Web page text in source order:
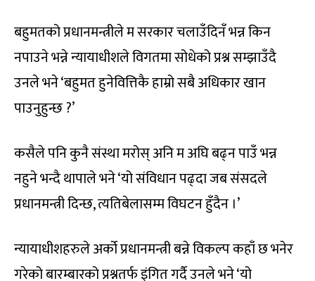
बहुमतको प्रधानमन्त्रीले म सरकार चलाउँदिनँ भन्न किन
नपाउने भन्ने न्यायाधीशले विगतमा सोधेको प्रश्न सम्झाउँदै
उनले भने ‘बहुमत हुनेवित्तिकै हाम्रो सबै अधिकार खान
पाउनुहुन्छ ?’
कसैले पनि कुनै संस्था मरोस् अनि म अघि बढ्न पाउँ भन्न
नहुने भन्दै थापाले भने ‘यो संविधान पढ्दा जब संसदले
प्रधानमन्त्री दिन्छ, त्यतिबेलासम्म विघटन हुँदैन ।’
न्यायाधीशहरुले अर्को प्रधानमन्त्री बन्ने विकल्प कहाँ छ भनेर
गरेको बारम्बारको प्रश्नतर्फ इंगित गर्दै उनले भने ‘यो